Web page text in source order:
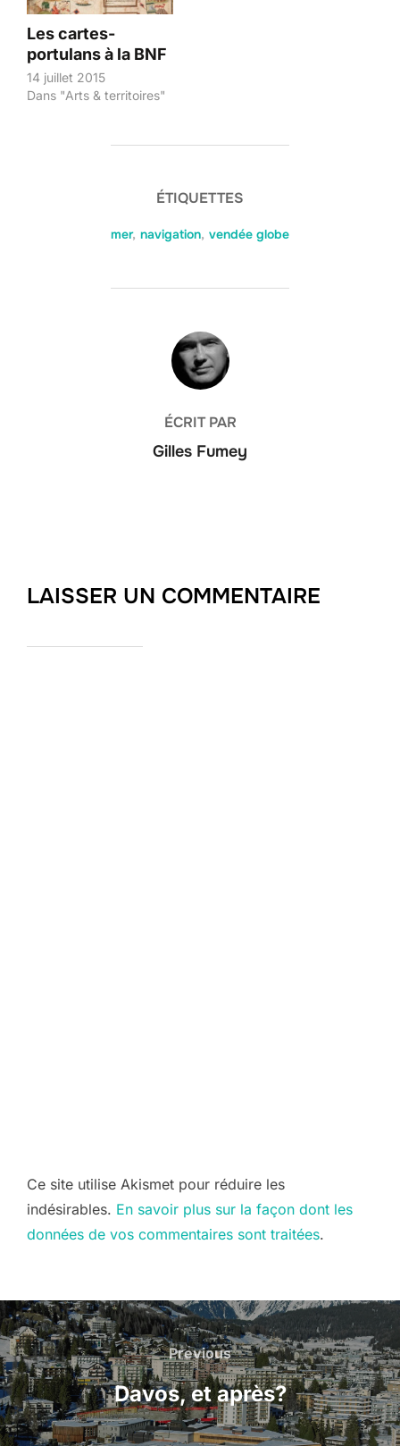
Les cartes-
portulans à la BNF
14 juillet 2015
Dans "Arts & territoires"
ÉTIQUETTES
mer, navigation, vendée globe
AUTEUR DE LA PUBLICATION
ÉCRIT PAR
Gilles Fumey
LAISSER UN COMMENTAIRE
Ce site utilise Akismet pour réduire les
indésirables. En savoir plus sur la façon dont les
données de vos commentaires sont traitées.
Navigation
de
l’article
Previous
Previous
Davos, et après?